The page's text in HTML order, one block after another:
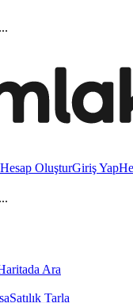
Hesap OluşturGiriş Yap
Ara
Satılık Tarla